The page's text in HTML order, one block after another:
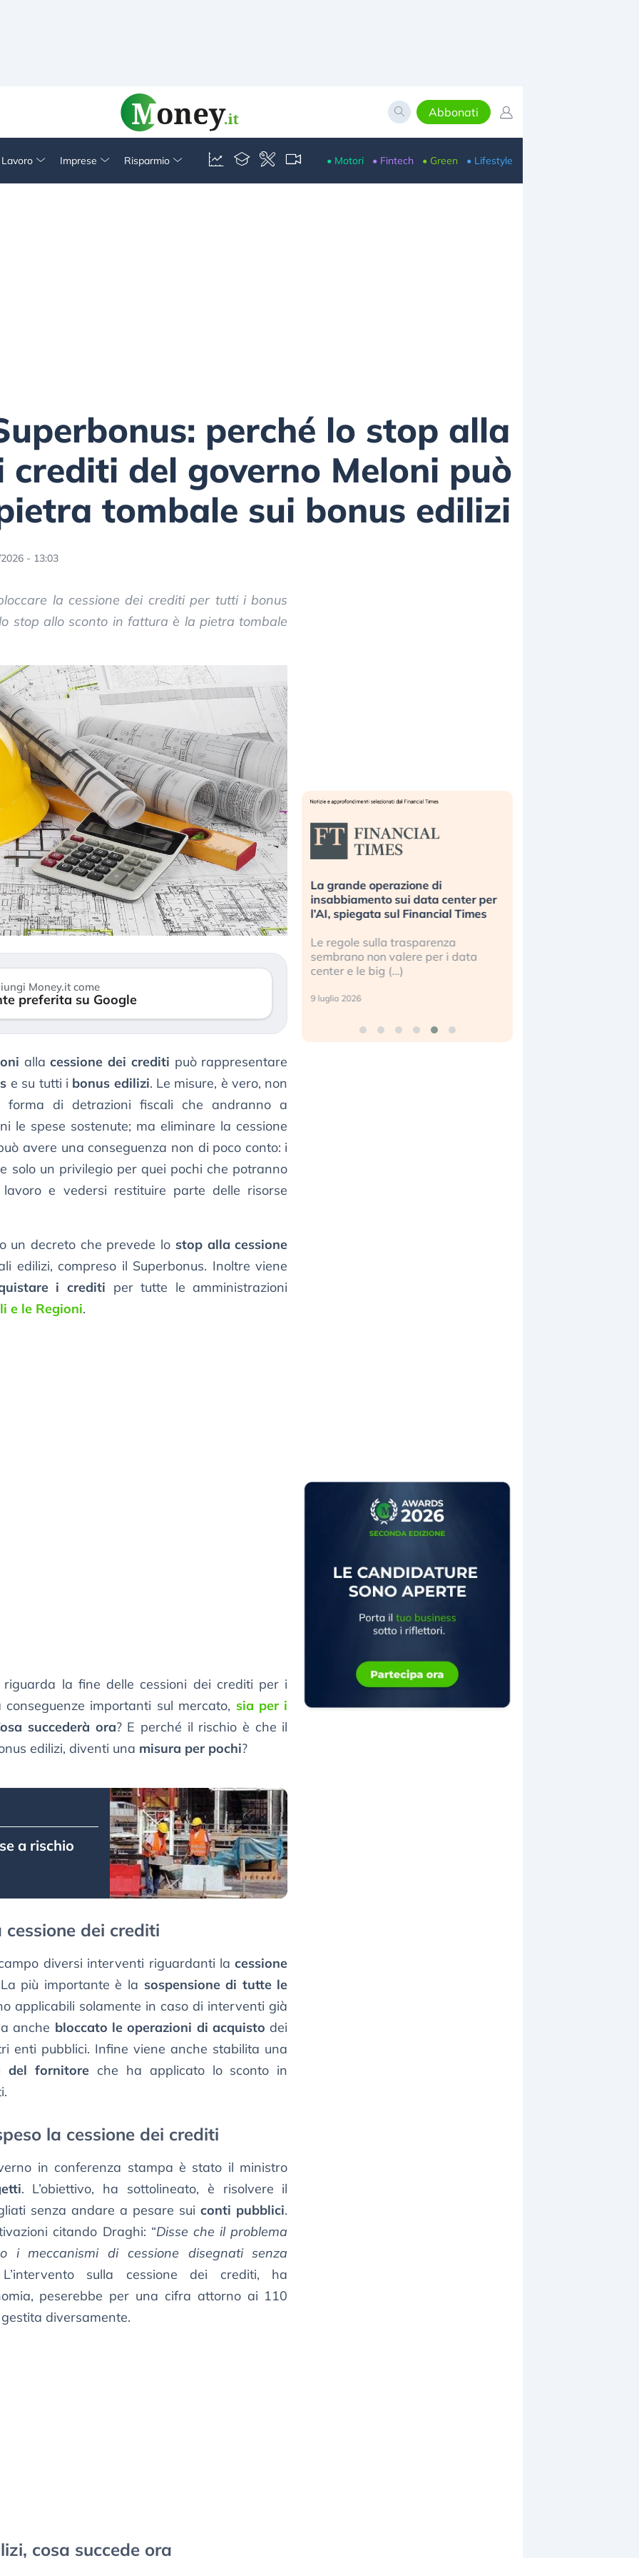
Abbonati
Imprese Risparmio • Motori • Fintech • Green • Lifestyle
perché lo stop alla
crediti del governo Meloni può
tombale sui bonus edilizi
- 13:03
la cessione dei crediti per tutti i bonus
stop allo sconto in fattura è la pietra tombale
Money.it come
preferita su Google
allacessione dei crediti può rappresentare
e su tutti i bonus edilizi. Le misure, è vero, non
forma di detrazioni fiscali che andranno a
le spese sostenute; ma eliminare la cessione
avere una conseguenza non di poco conto: i
solo un privilegio per quei pochi che potranno
e vedersi restituire parte delle risorse
un decreto che prevede lo stop alla cessione
edilizi, compreso il Superbonus. Inoltre viene
i crediti per tutte le amministrazioni
e le Regioni.
la fine delle cessioni dei crediti per i
importanti sul mercato, sia per i
succederà ora? E perché il rischio è che il
edilizi, diventi una misura per pochi?
a rischio
dei crediti
diversi interventi riguardanti lacessione
più importante è la sospensione di tutte le
applicabili solamente in caso di interventi già
anche bloccato le operazioni di acquisto dei
enti pubblici. Infine viene anche stabilita una
del fornitoreche ha applicato lo sconto in
la cessione dei crediti
in conferenza stampa è stato il ministro
. L’obiettivo, ha sottolineato, è risolvere il
senza andare a pesare suiconti pubblici.
citando Draghi: “Disse che il problema
i meccanismi di cessione disegnati senza
sulla cessione dei crediti, ha
peserebbe per una cifra attorno ai 110
diversamente.
cosa succede ora
più
sta
Russia e Cina pronti a spegnere
Starlink. Gli investitori stanno
sottovalutando il rischio?
ignorare il rischio geopolitico: il (…)
17 luglio 2026
La grande operazione di
insabbiamento sui data center per
l’AI, spiegata sul Financial Times
Le regole sulla trasparenza
sembrano non valere per i data
center e le big (…)
9 luglio 2026